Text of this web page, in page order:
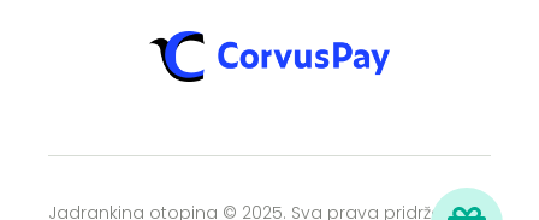
Jadrankina otopina © 2025. Sva prava pridržana